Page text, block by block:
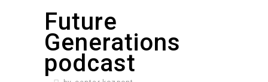
Future
Generations
podcast